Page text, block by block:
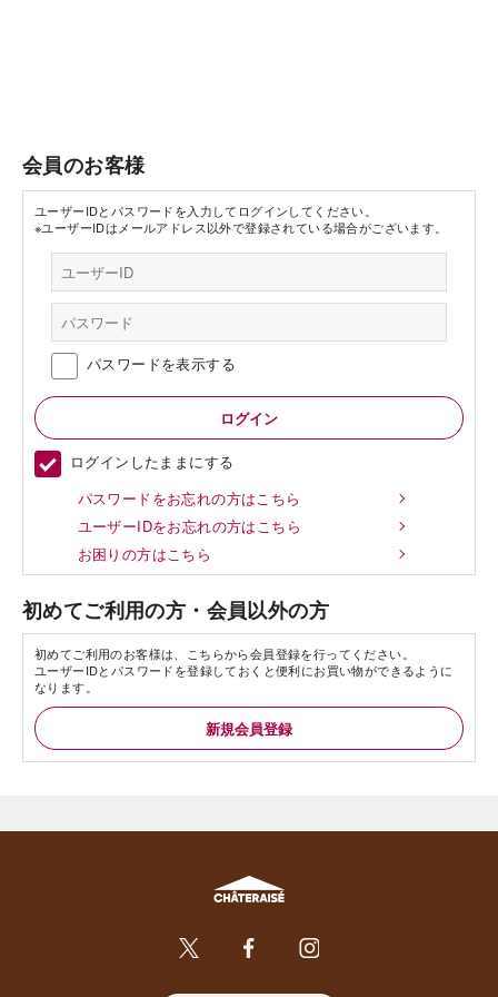
会員のお客様
ユーザーIDとパスワードを入力してログインしてください。
※ユーザーIDはメールアドレス以外で登録されている場合がございます。
パスワードを表示する
ログインしたままにする
パスワードをお忘れの方はこちら
ユーザーIDをお忘れの方はこちら
お困りの方はこちら
初めてご利用の方・会員以外の方
初めてご利用のお客様は、こちらから会員登録を行ってください。
ユーザーIDとパスワードを登録しておくと便利にお買い物ができるように
なります。